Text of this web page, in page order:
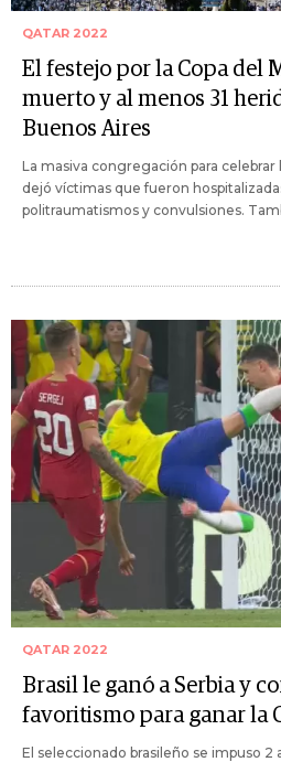
QATAR 2022
El festejo por la Copa del
muerto y al menos 31
Buenos Aires
La masiva congregación para
dejó víctimas que fueron
politraumatismos y convulsiones.
QATAR 2022
Brasil le ganó a Serbia y
favoritismo para ganar la
El seleccionado brasileño se impuso 2